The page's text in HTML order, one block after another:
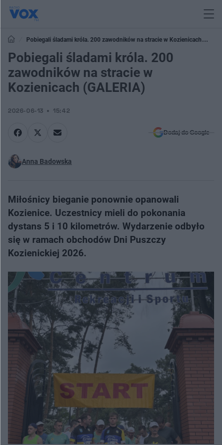
Pobiegali śladami króla. 200 zawodników na stracie w Kozienicach
(GALERIA)
Pobiegali śladami króla. 200
zawodników na stracie w
Kozienicach (GALERIA)
2026-06-13 15:42
Dodaj do Google
Anna Badowska
Miłośnicy bieganie ponownie opanowali
Kozienice. Uczestnicy mieli do pokonania
dystans 5 i 10 kilometrów. Wydarzenie odbyło
się w ramach obchodów Dni Puszczy
Kozienickiej 2026.